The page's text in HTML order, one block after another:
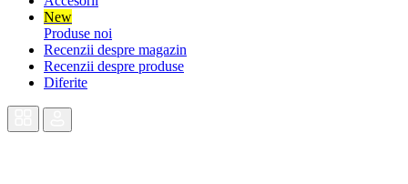
New
Produse noi
Recenzii despre magazin
Recenzii despre produse
Diferite